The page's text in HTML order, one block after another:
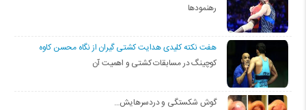
رهنمودها
هفت نکته کلیدی هدایت کشتی گیران از نگاه محسن کاوه
کوچینگ در مسابقات کشتی و اهمیت آن
گوش شکستگی و دردسرهایش…